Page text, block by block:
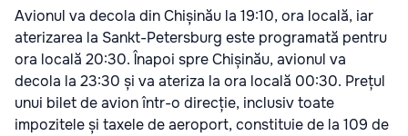
Avionul va decola din Chișinău la 19:10, ora locală, iar
aterizarea la Sankt-Petersburg este programată pentru
ora locală 20:30. Înapoi spre Chișinău, avionul va
decola la 23:30 și va ateriza la ora locală 00:30. Prețul
unui bilet de avion într-o direcție, inclusiv toate
impozitele și taxele de aeroport, constituie de la 109 de